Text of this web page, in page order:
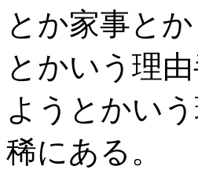
とか家事と
とかいう理
ようとかい
稀にある。